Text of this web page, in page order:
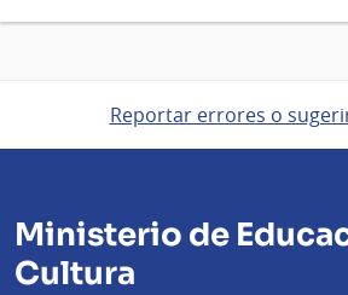
Reportar errores o
Ministerio de
Cultura